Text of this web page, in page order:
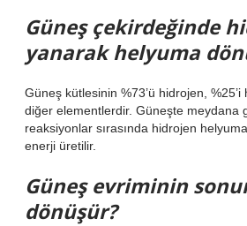
Güneş çekirdeğinde
yanarak helyuma
Güneş kütlesinin %73’ü hidrojen, %25’i
diğer elementlerdir. Güneşte meydana
reaksiyonlar sırasında hidrojen
enerji üretilir.
Güneş evriminin
dönüşür?